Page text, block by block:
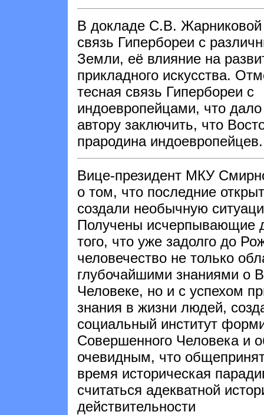
В докладе С.В.
связь Гипербореи с
Земли, её влияние на
прикладного искусства.
тесная связь Гипербореи с
индоевропейцами, что
автору заключить, что
прародина индоевропейцев.
Вице-президент МКУ
о том, что последние
создали необычную
Получены исчерпывающие
того, что уже задолго до
человечество не только
глубочайшими знаниями о
Человеке, но и с успехом
знания в жизни людей,
социальный институт
Совершенного Человека и
очевидным, что
время историческая
считаться адекватной
действительности